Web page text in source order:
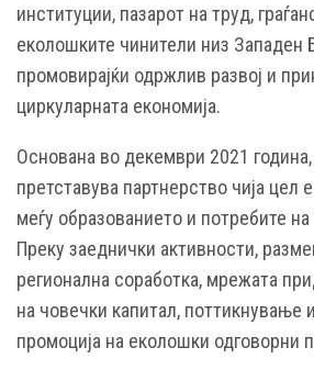
институции, пазарот на труд,
еколошките чинители низ Западен
промовирајќи одржлив развој и
циркуларната економија.
Основана во декември 2021
претставува партнерство чија цел
меѓу образованието и потребите
Преку заеднички активности,
регионална соработка, мрежата
на човечки капитал, поттикнување
промоција на еколошки одговорни